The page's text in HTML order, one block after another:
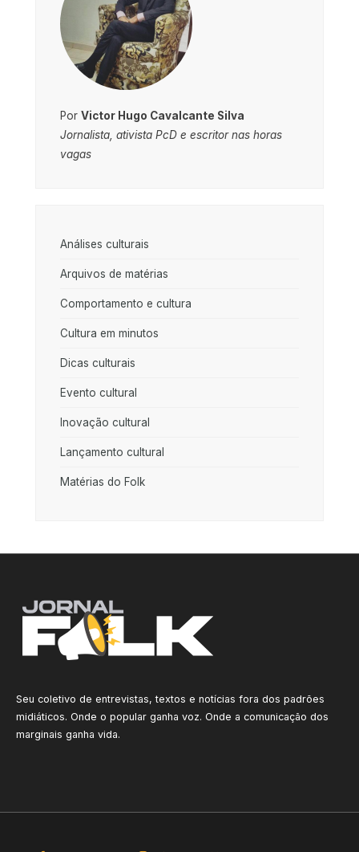
Por Victor Hugo Cavalcante Silva
Jornalista, ativista PcD e escritor nas horas
vagas
Análises culturais
Arquivos de matérias
Comportamento e cultura
Cultura em minutos
Dicas culturais
Evento cultural
Inovação cultural
Lançamento cultural
Matérias do Folk
Seu coletivo de entrevistas, textos e notícias fora dos padrões
midiáticos. Onde o popular ganha voz. Onde a comunicação dos
marginais ganha vida.